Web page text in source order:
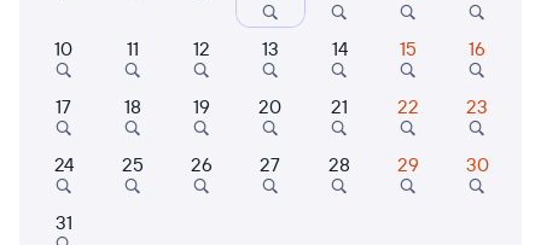
Когда
Кто едет
Найти поезда
10 11 12 13 14 15 16
17 18 19 20 21 22 23
24 25 26 27 28 29 30
31